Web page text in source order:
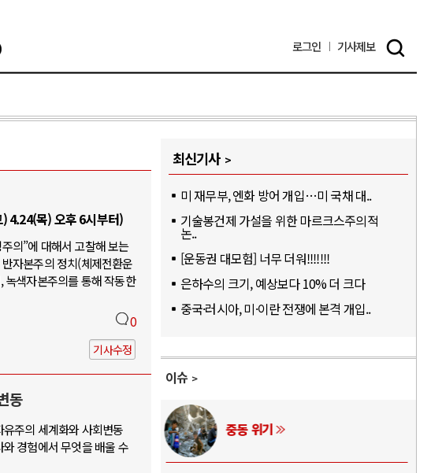
로그인 기사제보
4.24(목) 오후 6시부터)
의”에 대해서 고찰해 보는
자본주의 정치(체제전환운
녹색자본주의를 통해 작동한
0
기사수정
동
주의 세계화와 사회변동
경험에서 무엇을 배울 수
최신기사
미 재무부, 엔화 방어 개입…미 국채 대..
기술봉건제 가설을 위한 마르크스주의적
논..
[운동권 대모험] 너무 더워!!!!!!!
은하수의 크기, 예상보다 10% 더 크다
중국·러시아, 미·이란 전쟁에 본격 개입..
이슈
기 AI와 인간